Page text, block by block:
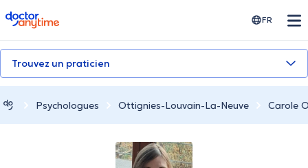
doctoranytime FR
Trouvez un praticien
Psychologues Ottignies-Louvain-La-Neuve Carole